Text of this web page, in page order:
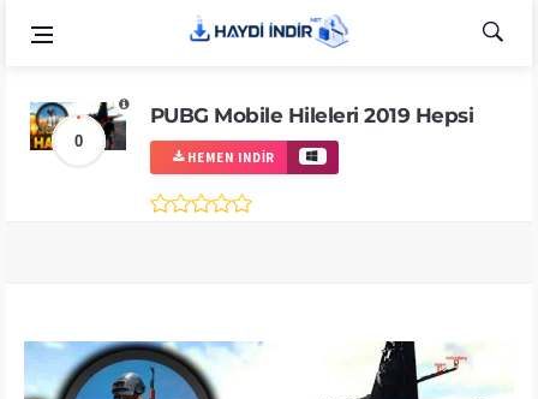
0
PUBG Mobile Hileleri 2019 Hepsi
HEMEN INDIR